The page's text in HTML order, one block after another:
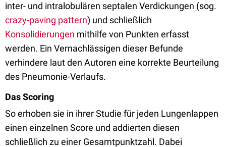
inter- und intralobulären septalen Verdickungen (sog.
crazy-paving pattern) und schließlich
Konsolidierungen mithilfe von Punkten erfasst
werden. Ein Vernachlässigen dieser Befunde
verhindere laut den Autoren eine korrekte Beurteilung
des Pneumonie-Verlaufs.
Das Scoring
So erhoben sie in ihrer Studie für jeden Lungenlappen
einen einzelnen Score und addierten diesen
schließlich zu einer Gesamtpunktzahl. Dabei